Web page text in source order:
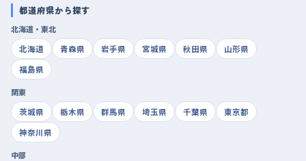
都道府県から探す
北海道・東北
北海道
青森県 岩手県 宮城県 秋田県
山形県
福島県
関東
茨城県
栃木県 群馬県 埼玉県 千葉県
東京都
神奈川県
中部